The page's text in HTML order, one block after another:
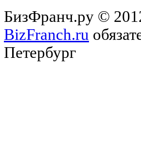
БизФранч.ру ©
BizFranch.ru
Петербург